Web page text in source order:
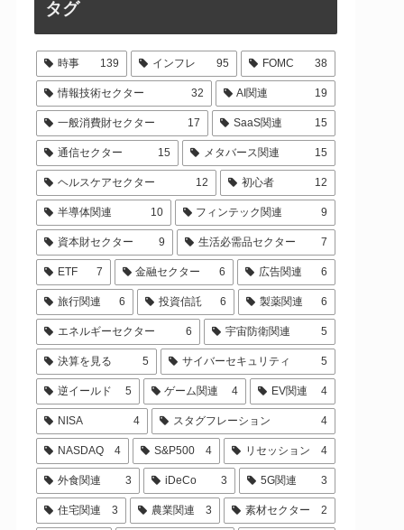
タグ
時事 139 インフレ 95 FOMC 38
情報技術セクター 32 AI関連 19
一般消費財セクター 17 SaaS関連 15
通信セクター 15 メタバース関連 15
ヘルスケアセクター 12 初心者 12
半導体関連 10 フィンテック関連 9
資本財セクター 9 生活必需品セクター 7
ETF 7 金融セクター 6 広告関連 6
旅行関連 6 投資信託 6 製薬関連 6
エネルギーセクター 6 宇宙防衛関連 5
決算を見る 5 サイバーセキュリティ 5
逆イールド 5 ゲーム関連 4 EV関連 4
NISA 4 スタグフレーション 4
NASDAQ 4 S&P500 4 リセッション 4
外食関連 3 iDeCo 3 5G関連 3
住宅関連 3 農業関連 3 素材セクター 2